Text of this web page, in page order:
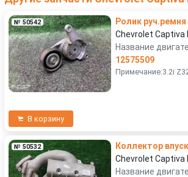
№ 50542
Ролик
Chevrolet Captiva
Название
12575509
Примечание:3.2i
В корзину
№ 50532
Коллектор
Chevrolet Captiva
Название